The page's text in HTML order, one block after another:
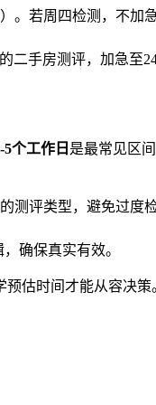
。若周四检测，不加
手房测评，加急至
5个工作日 是最常见区
测评类型，避免过度检
确保真实有效。
估时间才能从容决